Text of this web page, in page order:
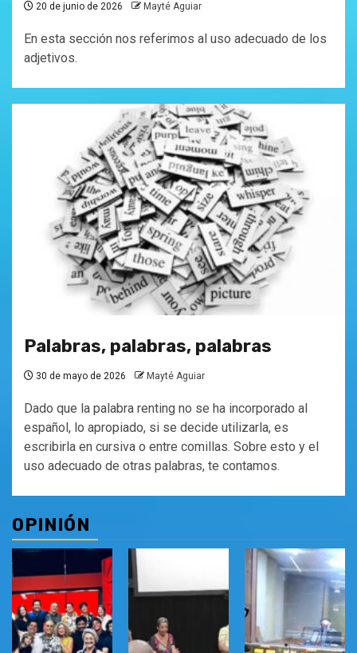
20 de junio de 2026 Mayté Aguiar
En esta sección nos referimos al uso adecuado de los
adjetivos.
Palabras, palabras, palabras
30 de mayo de 2026 Mayté Aguiar
Dado que la palabra renting no se ha incorporado al
español, lo apropiado, si se decide utilizarla, es
escribirla en cursiva o entre comillas. Sobre esto y el
uso adecuado de otras palabras, te contamos.
OPINIÓN